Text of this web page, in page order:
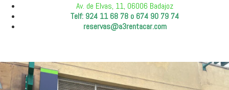
Av. de Elvas, 11, 06006 Badajoz
Telf: 924 11 68 78 o 674 90 79 74
reservas@a3rentacar.com